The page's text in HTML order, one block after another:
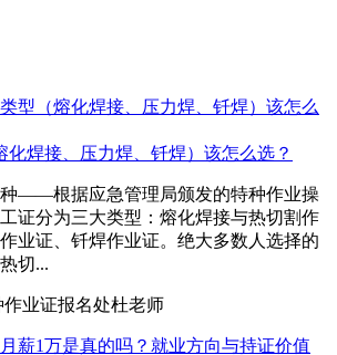
化焊接、压力焊、钎焊）该怎么选？
——根据应急管理局颁发的特种作业操
证分为三大类型：熔化焊接与热切割作
业证、钎焊作业证。绝大多数人选择的
切...
作业证报名处杜老师